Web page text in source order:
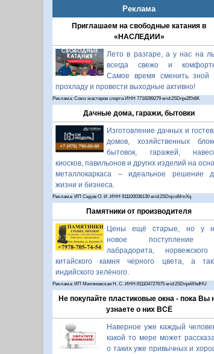
Реклама
Приглашаем на свободные катания в
«НАСЛЕДИИ»
Лето в разгаре, а у нас на
всегда свежо и
Самое время сменить зной
прохладу и провести выходные активно!
Реклама: Союз мастеров спорта ИНН 7718289279 erid:2SDnje2Eh6K
Дачные дома, гаражи, бытовки
Изготовление дачных и
домов, хозяйственных
бытовок, гаражей,
киосков, павильонов и других изделий на
металлокаркаса – идеальное решение
жизни и бизнеса.
Реклама: ИП Седов О. И. ИНН 911100036130 erid:2SDnjcoMmXq
Памятники от производителя
Цены ещё старые, но у
новое поступление
лабрадорита,
китайского камня черного цвета, а
индийского зелёного.
Реклама: ИП Миляновская Н. С. ИНН:911104727675 erid:2SDnjeWbdHU
Не покупайте пластиковые окна - пока Вы
узнаете о них ВСЁ
Наверное уже каждый
какой то мере может
о таких уже привычных и